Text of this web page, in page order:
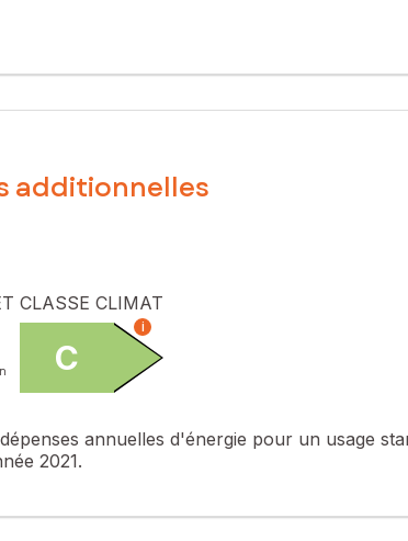
rénové au premier étage d'un petit immeuble –
sous-préfecture dynamique du Gers,
rénové
personne seule ou un couple recherchant confort et
risques auxquels ce bien est exposé sont disponibles
: 550 €
additionnelles
CLASSE CLIMAT
C
i
annuelles d'énergie pour un usage
2021.